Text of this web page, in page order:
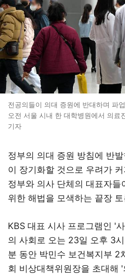
전공의들이 의대 증원에 반대하며 파
오전 서울 시내 한 대학병원에서 의료
기자
정부의 의대 증원 방침에 반
이 장기화할 것으로 우려가
정부와 의사 단체의 대표자들
위한 해법을 모색하는 끝장
KBS 대표 시사 프로그램인 '
의 사회로 오는 23일 오후 3
분 동안 박민수 보건복지부 2
회 비상대책위원장을 초대해